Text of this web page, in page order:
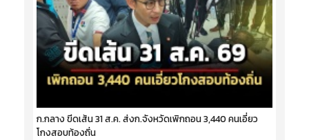
ก.กลาง ขีดเส้น 31 ส.ค. ส่งก.จังหวัดเพิกถอน 3,440 คนเอี่ยว
โกงสอบท้องถิ่น